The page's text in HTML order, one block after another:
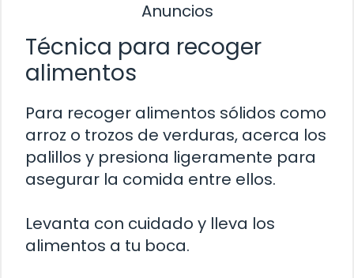
Anuncios
Técnica para recoger
alimentos
Para recoger alimentos sólidos como
arroz o trozos de verduras, acerca los
palillos y presiona ligeramente para
asegurar la comida entre ellos.
Levanta con cuidado y lleva los
alimentos a tu boca.